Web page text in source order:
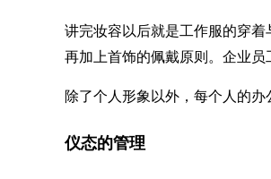
讲完妆容以后就是工作服的穿
再加上首饰的佩戴原则。企业员
除了个人形象以外，每个人的
仪态的管理